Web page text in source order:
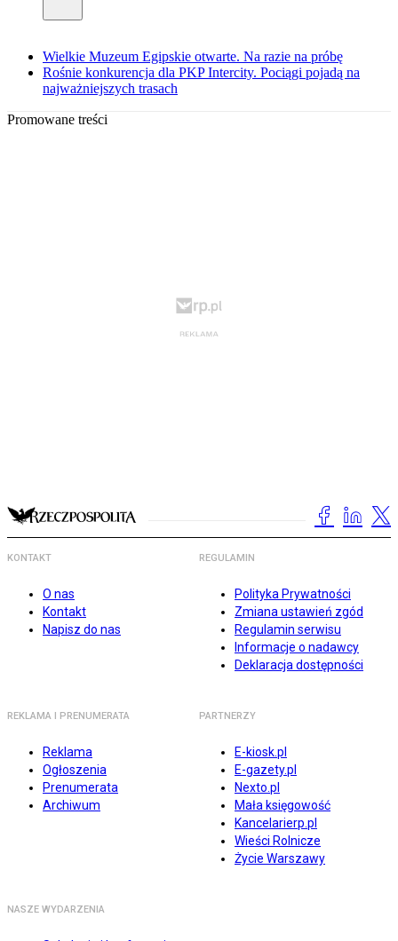
Wielkie Muzeum Egipskie otwarte. Na razie na próbę
Rośnie konkurencja dla PKP Intercity. Pociągi pojadą na
najważniejszych trasach
Promowane treści
KONTAKT
O nas
Kontakt
Napisz do nas
REGULAMIN
Polityka Prywatności
Zmiana ustawień zgód
Regulamin serwisu
Informacje o nadawcy
Deklaracja dostępności
REKLAMA I PRENUMERATA
Reklama
Ogłoszenia
Prenumerata
Archiwum
PARTNERZY
E-kiosk.pl
E-gazety.pl
Nexto.pl
Mała księgowość
Kancelarierp.pl
Wieści Rolnicze
Życie Warszawy
NASZE WYDARZENIA